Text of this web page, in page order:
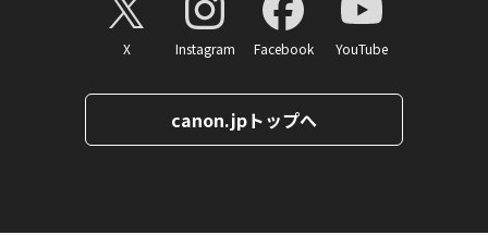
X Instagram Facebook YouTube
canon.jpトップへ